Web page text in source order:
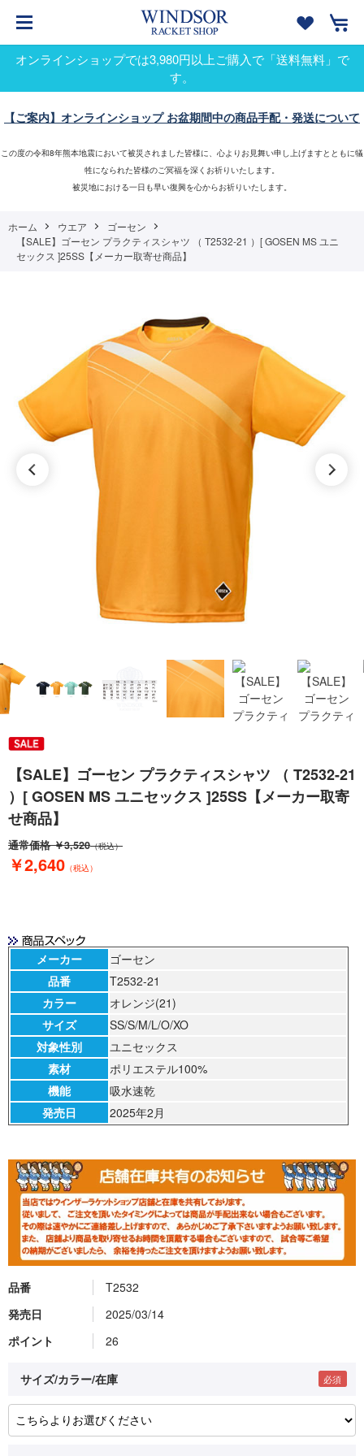
オンラインショップでは3,980円以上ご購入で「送料無料」で
す。
【ご案内】オンラインショップ お盆期間中の商品手配・発送について
この度の令和8年熊本地震において被災されました皆様に、心よりお見舞い申し上げますとともに犠
牲になられた皆様のご冥福を深くお祈りいたします。
被災地における一日も早い復興を心からお祈りいたします。
ホーム ウエア
ゴーセン
【SALE】ゴーセン プラクティスシャツ （ T2532-21 ）[ GOSEN MS ユニ
セックス ]25SS【メーカー取寄せ商品】
【SALE】ゴーセン プラクティスシャツ （ T2532-21
）[ GOSEN MS ユニセックス ]25SS【メーカー取寄
せ商品】
￥2,640 （税込）
通常価格￥3,520（税込）
品番
T2532
発売日
2025/03/14
ポイント
26
サイズ/カラー/在庫
メーカー
ゴーセン
品番
T2532-21
カラー
オレンジ(21)
サイズ
SS/S/M/L/O/XO
対象性別
ユニセックス
素材
ポリエステル100%
機能
吸水速乾
発売日
2025年2月